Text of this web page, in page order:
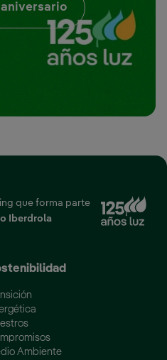
Enlace externo,
que forma parte
Iberdrola
Ambiente